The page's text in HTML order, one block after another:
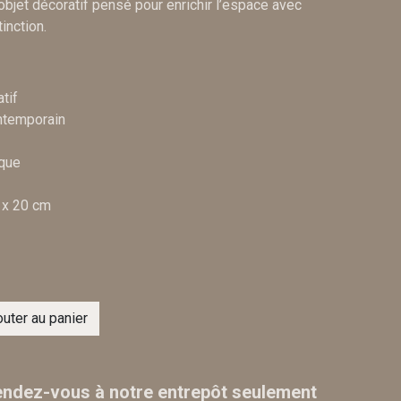
décoratif pensé pour enrichir l’espace avec
20 cm
au panier
vous à notre entrepôt seulement